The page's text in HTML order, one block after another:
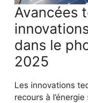
Avancées
dans le
2025
Les innovations
recours à